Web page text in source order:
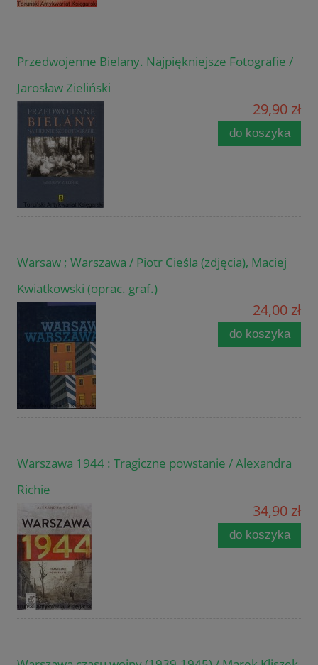
Przedwojenne Bielany. Najpiękniejsze Fotografie /
Jarosław Zieliński
29,90 zł
do koszyka
Warsaw ; Warszawa / Piotr Cieśla (zdjęcia), Maciej
Kwiatkowski (oprac. graf.)
24,00 zł
do koszyka
Warszawa 1944 : Tragiczne powstanie / Alexandra
Richie
34,90 zł
do koszyka